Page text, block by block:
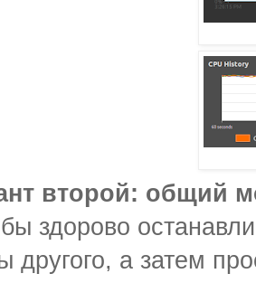
второй: общий
здорово
другого, а затем